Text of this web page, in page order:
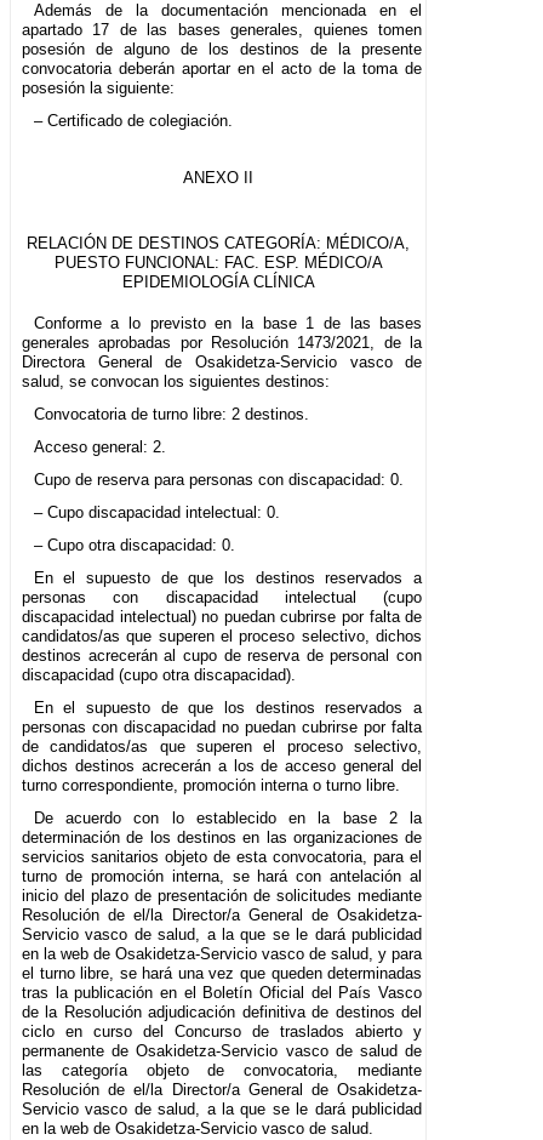
Además de la documentación mencionada en el
apartado 17 de las bases generales, quienes tomen
posesión de alguno de los destinos de la presente
convocatoria deberán aportar en el acto de la toma de
posesión la siguiente:
– Certificado de colegiación.
ANEXO II
RELACIÓN DE DESTINOS CATEGORÍA: MÉDICO/A,
PUESTO FUNCIONAL: FAC. ESP. MÉDICO/A
EPIDEMIOLOGÍA CLÍNICA
Conforme a lo previsto en la base 1 de las bases
generales aprobadas por Resolución 1473/2021, de la
Directora General de Osakidetza-Servicio vasco de
salud, se convocan los siguientes destinos:
Convocatoria de turno libre: 2 destinos.
Acceso general: 2.
Cupo de reserva para personas con discapacidad: 0.
– Cupo discapacidad intelectual: 0.
– Cupo otra discapacidad: 0.
En el supuesto de que los destinos reservados a
personas con discapacidad intelectual (cupo
discapacidad intelectual) no puedan cubrirse por falta de
candidatos/as que superen el proceso selectivo, dichos
destinos acrecerán al cupo de reserva de personal con
discapacidad (cupo otra discapacidad).
En el supuesto de que los destinos reservados a
personas con discapacidad no puedan cubrirse por falta
de candidatos/as que superen el proceso selectivo,
dichos destinos acrecerán a los de acceso general del
turno correspondiente, promoción interna o turno libre.
De acuerdo con lo establecido en la base 2 la
determinación de los destinos en las organizaciones de
servicios sanitarios objeto de esta convocatoria, para el
turno de promoción interna, se hará con antelación al
inicio del plazo de presentación de solicitudes mediante
Resolución de el/la Director/a General de Osakidetza-
Servicio vasco de salud, a la que se le dará publicidad
en la web de Osakidetza-Servicio vasco de salud, y para
el turno libre, se hará una vez que queden determinadas
tras la publicación en el Boletín Oficial del País Vasco
de la Resolución adjudicación definitiva de destinos del
ciclo en curso del Concurso de traslados abierto y
permanente de Osakidetza-Servicio vasco de salud de
las categoría objeto de convocatoria, mediante
Resolución de el/la Director/a General de Osakidetza-
Servicio vasco de salud, a la que se le dará publicidad
en la web de Osakidetza-Servicio vasco de salud.